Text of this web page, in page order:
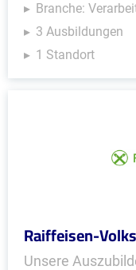
Branche:
3 Ausbildungen
1 Standort
Raiffeisen-
Unsere